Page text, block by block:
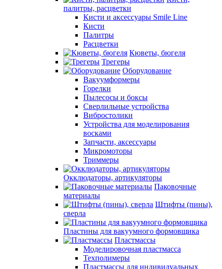
палитры, расцветки
Кисти и аксессуары Smile Line
Кисти
Палитры
Расцветки
Кюветы, бюгеля
Трегеры
Оборудование
Вакуумформеры
Горелки
Пылесосы и боксы
Сверлильные устройства
Вибростолики
Устройства для моделирования
восками
Запчасти, аксессуары
Микромоторы
Триммеры
Окклюдаторы, артикуляторы
Паковочные
материалы
Штифты (пины),
сверла
Пластины для вакуумного формовщика
Пластмассы
Моделировочная пластмасса
Техполимеры
Пластмассы для индивидуальных